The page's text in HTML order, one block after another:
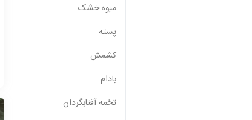
میوه خشک
پسته
کشمش
بادام
تخمه آفتابگردان